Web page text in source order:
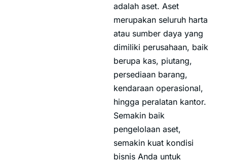
adalah aset. Aset
merupakan seluruh harta
atau sumber daya yang
dimiliki perusahaan, baik
berupa kas, piutang,
persediaan barang,
kendaraan operasional,
hingga peralatan kantor.
Semakin baik
pengelolaan aset,
semakin kuat kondisi
bisnis Anda untuk